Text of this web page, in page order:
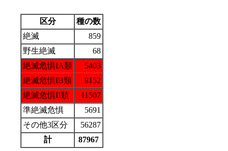
区分
種の数
絶滅
859
野生絶滅
68
絶滅危惧IA類
5403
絶滅危惧IB類
8152
絶滅危惧II類
11507
準絶滅危惧
5691
その他3区分
56287
計
87967